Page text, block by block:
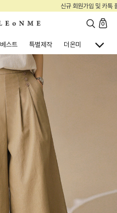
0
베스트 특별제작 더온미 골프웨어